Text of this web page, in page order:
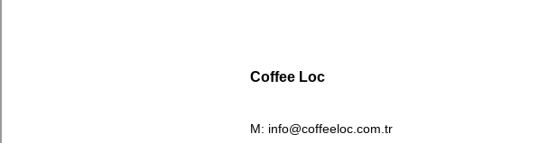
Coffee Loc
M: info@coffeeloc.com.tr